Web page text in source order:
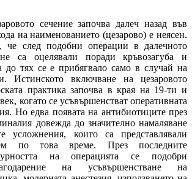
сечение започва далеч назад във
на наименованието (цезарово) е неясен.
че след подобни операции в далечното
са оцелявали поради кръвозагуба и
до тях се е прибягвало само в случай на
Истинското включване на цезаровото
практика започва в края на 19-ти и
когато се усъвършенстват оперативната
Но едва появата на антибиотиците през
довежда до значително намаляване
усложнения, които са представлявали
по това време. През последните
на операцията се подобри
на усъвършенстване на